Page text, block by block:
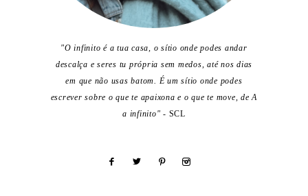
"O infinito é a tua casa, o sítio onde podes andar
descalça e seres tu própria sem medos, até nos dias
em que não usas batom. É um sítio onde podes
escrever sobre o que te apaixona e o que te move, de A
a infinito"- SCL